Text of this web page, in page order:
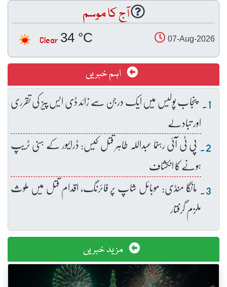
آج کا موسم
07-Aug-2026
34 °C
Clear
اہم خبریں
پنجاب پولیس میں ایک درجن سے زائد ڈی ایس پیز کی تقرری
اور تبادلے
پی ٹی آئی رہنما عبداللہ طاہر قتل کیس: ڈرائیور کے ہنی ٹریپ
ہونے کا انکشاف
مانگا منڈی: موبائل شاپ پر فائرنگ، اقدام قتل میں ملوث
ملزم گرفتار
مزید خبریں